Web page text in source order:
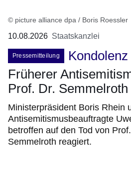
© picture alliance dpa / Boris Roessler
10.08.2026 Staatskanzlei
Pressemitteilung
Kondolenz
Früherer
Prof. Dr.
Ministerpräsident Boris Rhein
Antisemitismusbeauftragte
betroffen auf den Tod von
Semmelroth reagiert.